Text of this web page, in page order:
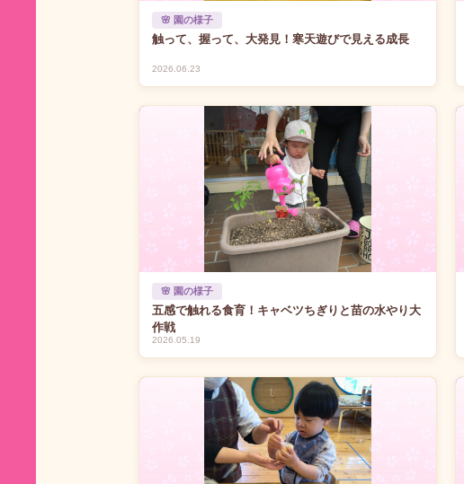
🌸 園の様子
触って、握って、大発見！寒天遊びで見える成長
2026.06.23
🌸 園の様子
五感で触れる食育！キャベツちぎりと苗の水やり大
作戦
2026.05.19